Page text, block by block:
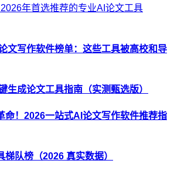
年首选推荐的专业AI论文工具
文写作软件榜单：这些工具被高校和导
生成论文工具指南（实测甄选版）
命！2026一站式AI论文写作软件推荐指
梯队榜（2026 真实数据）